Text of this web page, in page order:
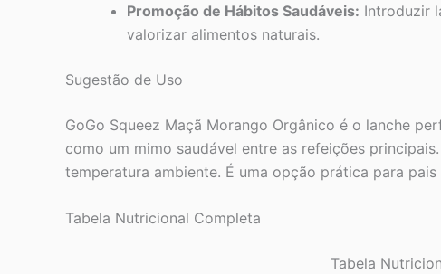
Promoção de Hábitos Saudáveis: Introduzir
valorizar alimentos naturais.
Sugestão de Uso
GoGo Squeez Maçã Morango Orgânico é o lanche
como um mimo saudável entre as refeições
temperatura ambiente. É uma opção prática para
Tabela Nutricional Completa
Tabela